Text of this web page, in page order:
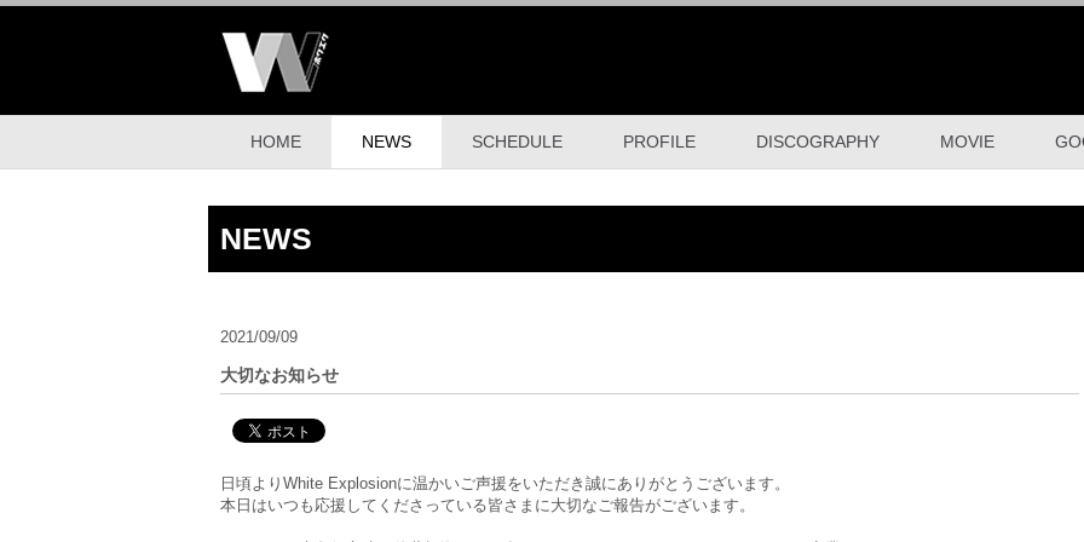
HOME NEWS SCHEDULE PROFILE DISCOGRAPHY MOVIE
NEWS
2021/09/09
大切なお知らせ
日頃よりWhite Explosionに温かいご声援をいただき誠にありがとうございます。
本日はいつも応援してくださっている皆さまに大切なご報告がございます。